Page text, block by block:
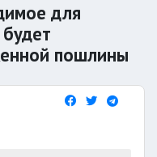
для
пошлины